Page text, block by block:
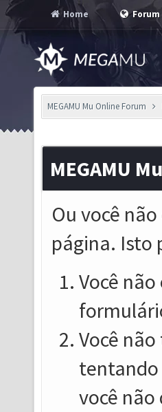
Home Forum
MEGAMU Mu Online Forum
MEGAMU
Ou você
página. Isto
Você
Você
tentando
você não